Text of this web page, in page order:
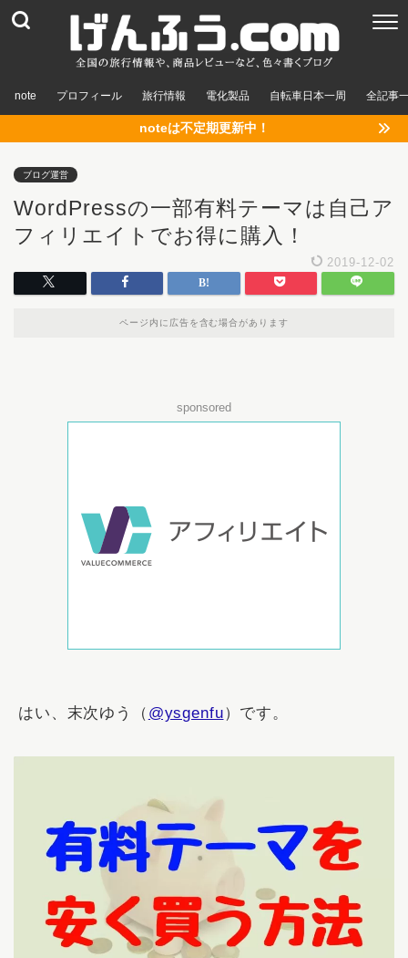
note プロフィール 旅行情報 電化製品 自転車日本一周 全記事
noteは不定期更新中！
ブログ運営
WordPressの一部有料テーマは自己ア
フィリエイトでお得に購入！
2019-12-02
ページ内に広告を含む場合があります
sponsored
はい、末次ゆう（ @ysgenfu）です。